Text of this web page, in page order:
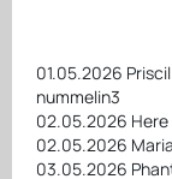
01.05.2026
nummelin3
02.05.2026
02.05.2026
03.05.2026